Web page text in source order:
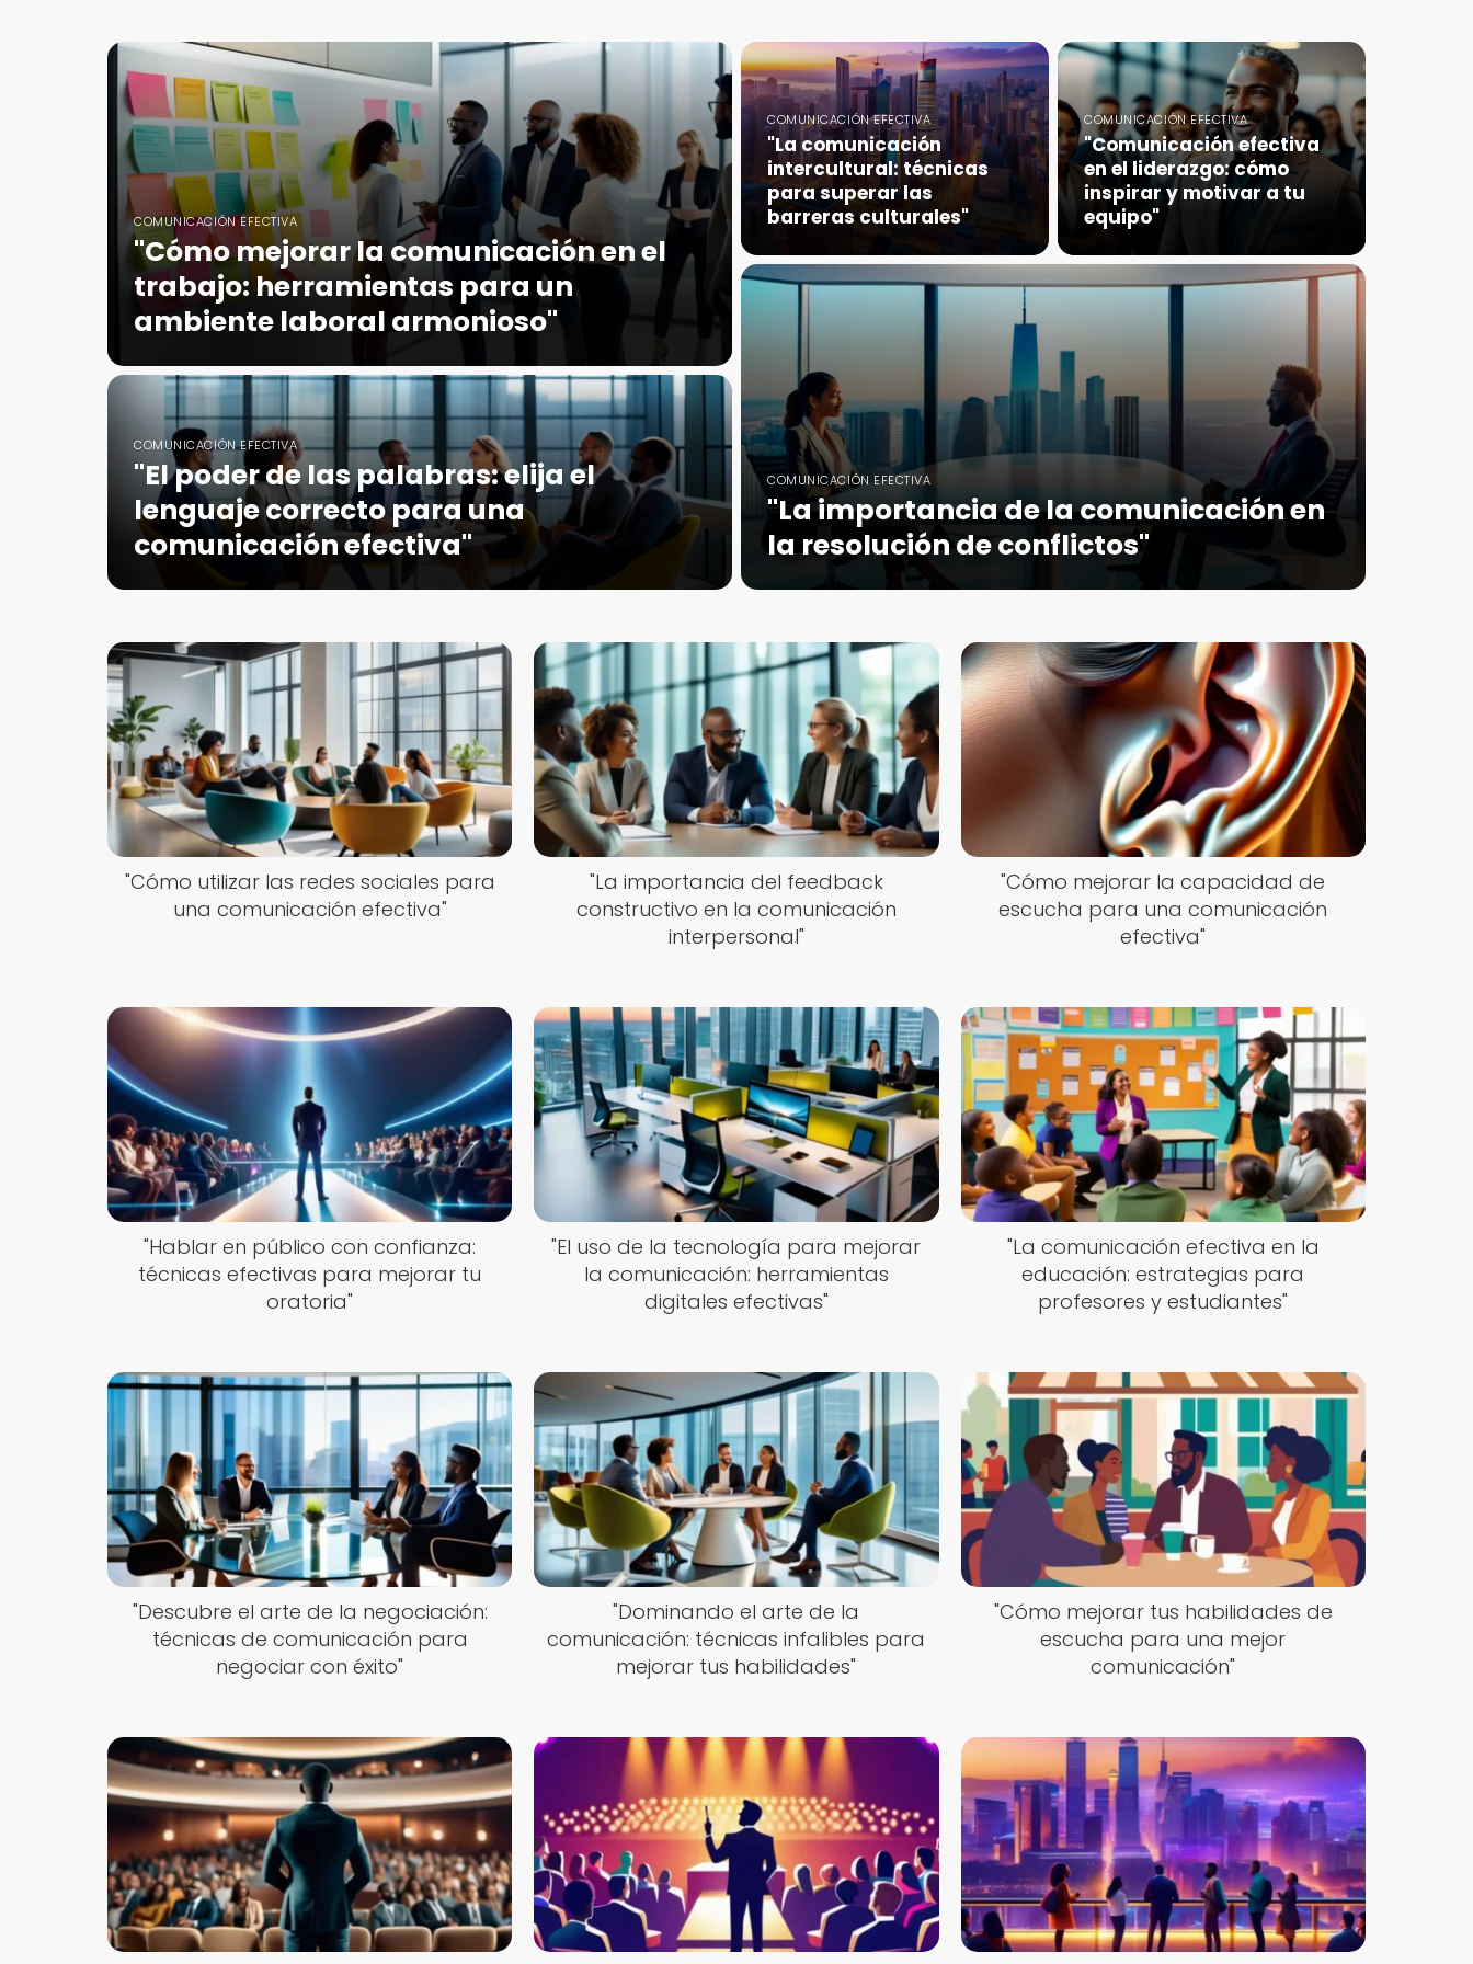
COMUNICACIÓN EFECTIVA
"Cómo mejorar la comunicación en el
trabajo: herramientas para un
ambiente laboral armonioso"
COMUNICACIÓN EFECTIVA
"La comunicación
intercultural: técnicas
para superar las
barreras culturales"
COMUNICACIÓN EFECTIVA
"El poder de las palabras: elija el
lenguaje correcto para una
comunicación efectiva"
COMUNICACIÓN EFECTIVA
"Comunicación efectiva
en el liderazgo: cómo
inspirar y motivar a tu
equipo"
COMUNICACIÓN EFECTIVA
"La importancia de la comunicación en
la resolución de conflictos"
"Cómo utilizar las redes sociales para
una comunicación efectiva"
"La importancia del feedback
constructivo en la comunicación
interpersonal"
"Cómo mejorar la capacidad de
escucha para una comunicación
efectiva"
"Hablar en público con confianza:
técnicas efectivas para mejorar tu
oratoria"
"El uso de la tecnología para mejorar
la comunicación: herramientas
digitales efectivas"
"La comunicación efectiva en la
educación: estrategias para
profesores y estudiantes"
"Descubre el arte de la negociación:
técnicas de comunicación para
negociar con éxito"
"Dominando el arte de la
comunicación: técnicas infalibles para
mejorar tus habilidades"
"Cómo mejorar tus habilidades de
escucha para una mejor
comunicación"